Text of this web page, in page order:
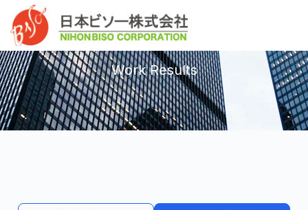
ッ
プ
ス
キ
ッ
プ
作業実績
Work Results